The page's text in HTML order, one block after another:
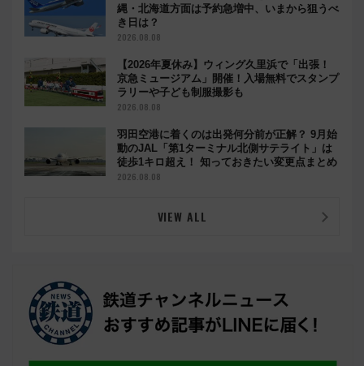
縄・北海道方面は予約急増中、いまから狙うべ
き日は？
2026.08.08
【2026年夏休み】ウィング久里浜で「出張！
京急ミュージアム」開催！入場無料でスタンプ
ラリーや子ども制服撮影も
2026.08.08
羽田空港に着くのは出発何分前が正解？ 9月始
動のJAL「第1ターミナル北側サテライト」は
徒歩1キロ超え！ 知っておきたい変更点まとめ
2026.08.08
VIEW ALL